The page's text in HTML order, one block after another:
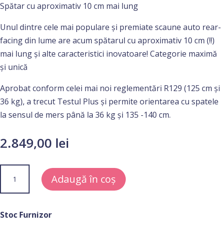
Spătar cu aproximativ 10 cm mai lung
Unul dintre cele mai populare și premiate scaune auto rear-
facing din lume are acum spătarul cu aproximativ 10 cm (!!)
mai lung și alte caracteristici inovatoare! Categorie maximă
și unică
Aprobat conform celei mai noi reglementări R129 (125 cm și
36 kg), a trecut Testul Plus și permite orientarea cu spatele
la sensul de mers până la 36 kg și 135 -140 cm.
2.849,00 lei
Scaun
Auto
Copii
Adaugă în coș
Stoc Furnizor